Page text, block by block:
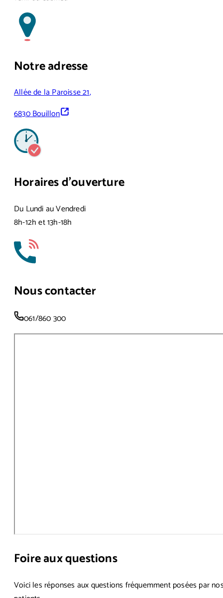
Notre adresse
Allée de la Paroisse 21,
6830 Bouillon
Horaires d’ouverture
Du Lundi au Vendredi
8h-12h et 13h-18h
Nous contacter
061/860 300
Foire auxquestions
Voici les réponses aux questions fréquemment posées par